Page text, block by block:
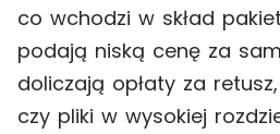
co wchodzi w skład
podają niską cenę za
doliczają opłaty za
czy pliki w wysokiej